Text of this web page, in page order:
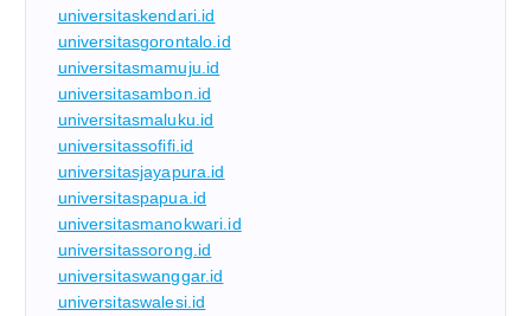
universitaskendari.id
universitasgorontalo.id
universitasmamuju.id
universitasambon.id
universitasmaluku.id
universitassofifi.id
universitasjayapura.id
universitaspapua.id
universitasmanokwari.id
universitassorong.id
universitaswanggar.id
universitaswalesi.id